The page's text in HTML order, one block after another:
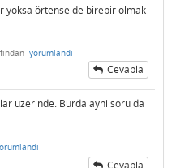
yoksa örtense de birebir olmak
yorumlandı
Cevapla
uzerinde. Burda ayni soru da
Cevapla